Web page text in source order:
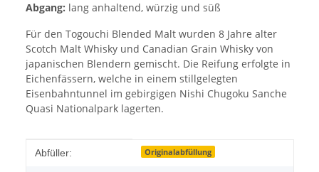
Abgang: lang anhaltend, würzig und süß
Für den Togouchi Blended Malt wurden 8 Jahre alter
Scotch Malt Whisky und Canadian Grain Whisky von
japanischen Blendern gemischt. Die Reifung erfolgte in
Eichenfässern, welche in einem stillgelegten
Eisenbahntunnel im gebirgigen Nishi Chugoku Sanche
Quasi Nationalpark lagerten.
Produkteigenschaft
Wert
Abfüller: Originalabfüllung